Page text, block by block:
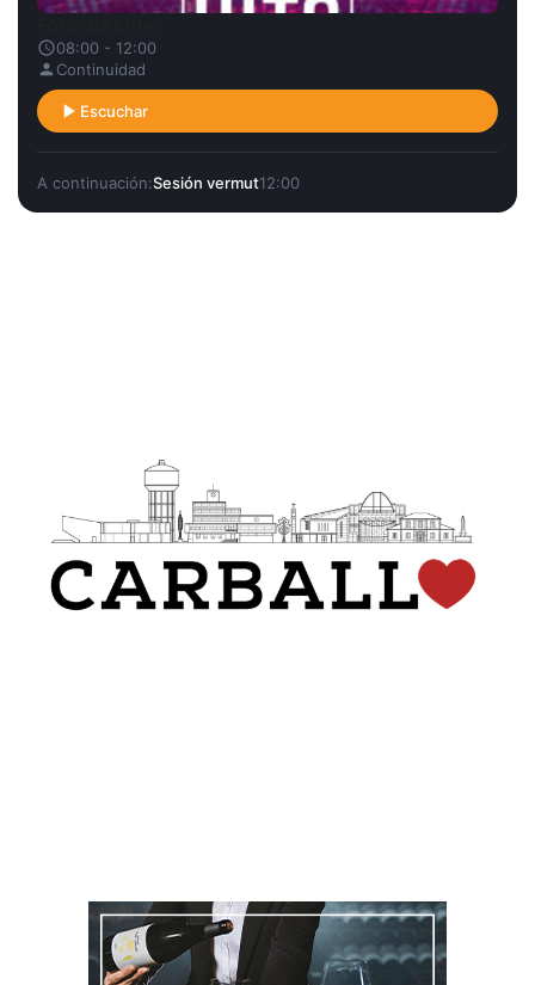
08:00 - 12:00
Continuidad
Escuchar
A continuación:Sesión vermut12:00